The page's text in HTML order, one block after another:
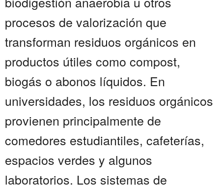
procesos de valorización que
transforman residuos orgánicos en
productos útiles como compost,
biogás o abonos líquidos. En
universidades, los residuos orgánicos
provienen principalmente de
comedores estudiantiles, cafeterías,
espacios verdes y algunos
laboratorios. Los sistemas de